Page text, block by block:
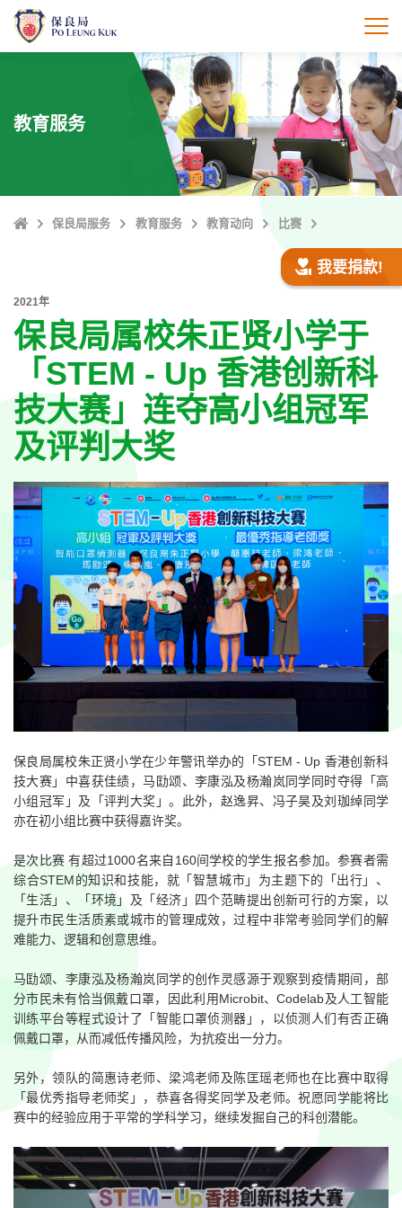
打
教育服务
Home保良局服务 教育服务 教育动向 比赛
我要捐款!
2021年
保良局属校朱正贤小学于
「STEM - Up 香港创新科
技大赛」连夺高小组冠军
及评判大奖
保良局属校朱正贤小学在少年警讯举办的「STEM - Up 香港创新科
技大赛」中喜获佳绩，马劻颂、李康泓及杨瀚岚同学同时夺得「高
小组冠军」及「评判大奖」。此外，赵逸昇、冯子昊及刘珈绰同学
亦在初小组比赛中获得嘉许奖。
是次比赛 有超过1000名来自160间学校的学生报名参加。参赛者需
综合STEM的知识和技能，就「智慧城市」为主题下的「出行」、
「生活」、「环境」及「经济」四个范畴提出创新可行的方案，以
提升市民生活质素或城市的管理成效，过程中非常考验同学们的解
难能力、逻辑和创意思维。
马劻颂、李康泓及杨瀚岚同学的创作灵感源于观察到疫情期间，部
分市民未有恰当佩戴口罩，因此利用Microbit、Codelab及人工智能
训练平台等程式设计了「智能口罩侦测器」，以侦测人们有否正确
佩戴口罩，从而减低传播风险，为抗疫出一分力。
另外，领队的简惠诗老师、梁鸿老师及陈匡瑶老师也在比赛中取得
「最优秀指导老师奖」，恭喜各得奖同学及老师。祝愿同学能将比
赛中的经验应用于平常的学科学习，继续发掘自己的科创潜能。